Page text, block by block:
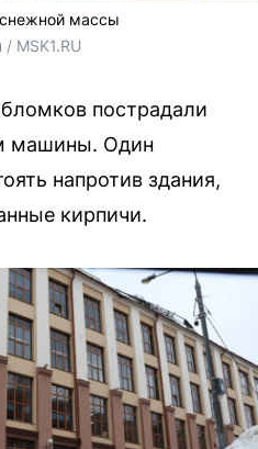
массы
MSK1.RU
пострадали
машины. Один
напротив здания,
кирпичи.